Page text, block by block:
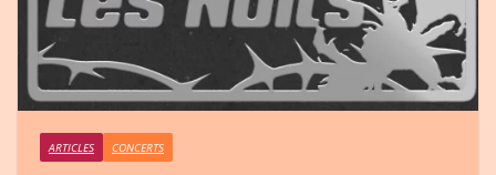
ARTICLES CONCERTS